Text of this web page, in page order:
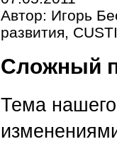
Автор: Игорь
развития,
Сложный
Тема